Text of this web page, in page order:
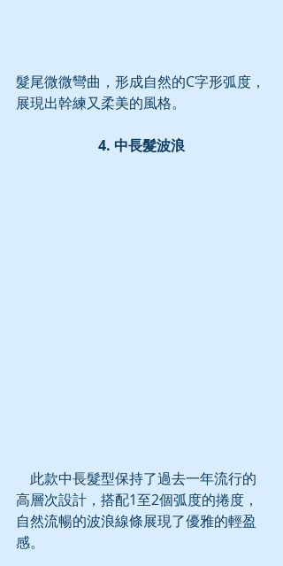
髮尾微微彎曲，形成自然的C字形弧度，
展現出幹練又柔美的風格。
4. 中長髮波浪
高層次設計，搭配1至2個弧度的捲度，
自然流暢的波浪線條展現了優雅的輕盈
感。